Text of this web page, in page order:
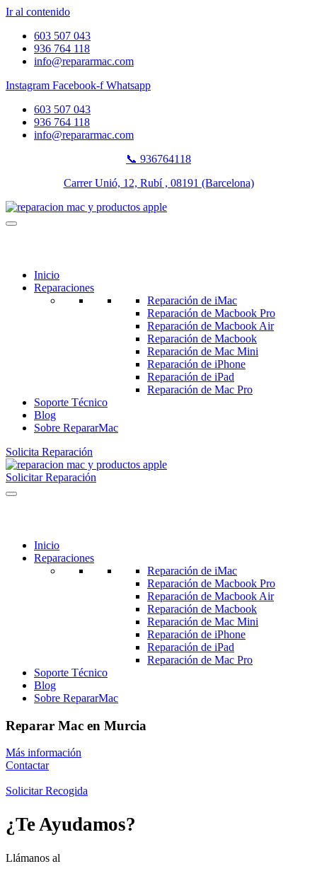
Ir al contenido
603 507 043
936 764 118
info@repararmac.com
Instagram Facebook-f Whatsapp
603 507 043
936 764 118
info@repararmac.com
📞 936764118
Carrer Unió, 12, Rubí , 08191 (Barcelona)
Inicio
Reparaciones
Reparación de iMac
Reparación de Macbook Pro
Reparación de Macbook Air
Reparación de Macbook
Reparación de Mac Mini
Reparación de iPhone
Reparación de iPad
Reparación de Mac Pro
Soporte Técnico
Blog
Sobre RepararMac
Solicita Reparación
Solicitar Reparación
Inicio
Reparaciones
Reparación de iMac
Reparación de Macbook Pro
Reparación de Macbook Air
Reparación de Macbook
Reparación de Mac Mini
Reparación de iPhone
Reparación de iPad
Reparación de Mac Pro
Soporte Técnico
Blog
Sobre RepararMac
Reparar Mac en Murcia
Más información
Contactar
Solicitar Recogida
¿Te Ayudamos?
Llámanos al